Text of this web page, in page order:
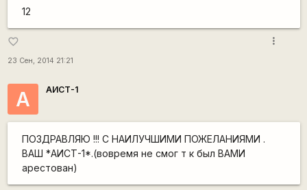
12
favorite_border
23 Сен, 2014 21:21
more_vert
А АИСТ-1
ПОЗДРАВЛЯЮ !!! С НАИЛУЧШИМИ ПОЖЕЛАНИЯМИ .
ВАШ *АИСТ-1*.(вовремя не смог т к был ВАМИ
арестован)